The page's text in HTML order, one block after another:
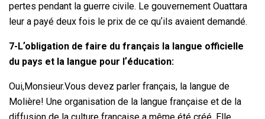
pertes pendant la guerre civile. Le gouvernement Ouattara
leur a payé deux fois le prix de ce quʼils avaient demandé.
7-Lʼobligation de faire du français la langue officielle
du pays et la langue pour lʼéducation:
Oui,Monsieur.Vous devez parler français, la langue de
Molière! Une organisation de la langue française et de la